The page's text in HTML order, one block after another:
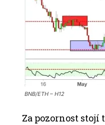
BNB/ETH – H12
Za pozornost stojí